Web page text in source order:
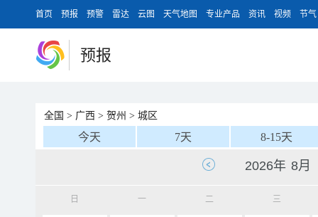
首页 预报 预警 雷达 云图 天气地图 专业产品 资讯 视频 节气
预报
全国 > 广西 > 贺州 > 城区
今天 7天 8-15天
日 一 二 三